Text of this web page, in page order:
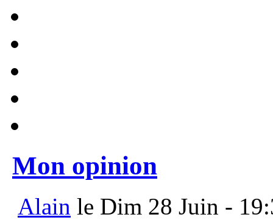
Mon opinion
Alain le Dim 28 Juin -